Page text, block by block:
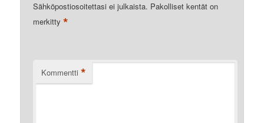
Sähköpostiosoitettasi ei julkaista. Pakolliset kentät on
merkitty*
Kommentti *